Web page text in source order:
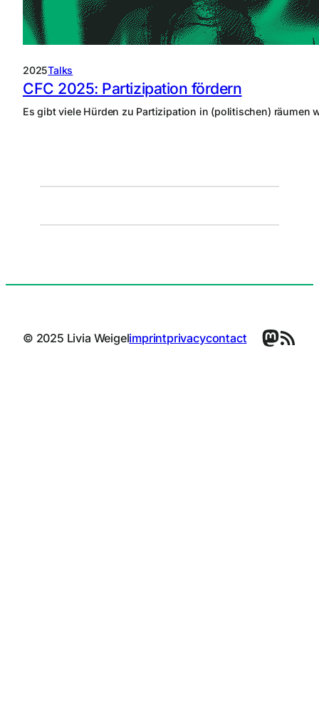
2025Talks
CFC 2025: Partizipation fördern
Es gibt viele Hürden zu Partizipation in (politischen) räumen
© 2025 Livia Weigelimprintprivacycontact RSS Feed